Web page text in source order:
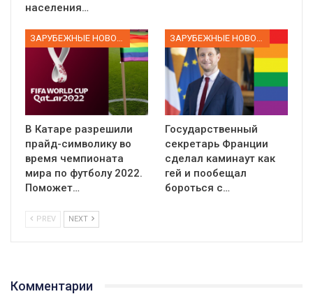
населения…
В Катаре разрешили
прайд-символику во
время чемпионата
мира по футболу 2022.
Поможет…
Государственный
секретарь Франции
сделал каминаут как
гей и пообещал
бороться с…
PREV NEXT
Комментарии